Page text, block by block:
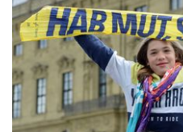
springen
(Accesskey
'3')Zur
Suche
springen
(Accesskey
'2')